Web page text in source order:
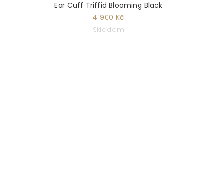
Ear Cuff Triffid Blooming Black
4 900 Kč
Skladem